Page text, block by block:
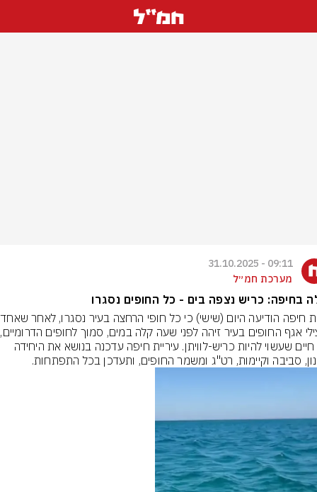
09:11 - 31.10.2025
מערכת חמ״ל
בחיפה: כריש נצפה בים - כל החופים נסגרו
עיריית
סביבה וקיימות, רט"ג ומשמר החופים, ותעדכן בכל התפתחות.